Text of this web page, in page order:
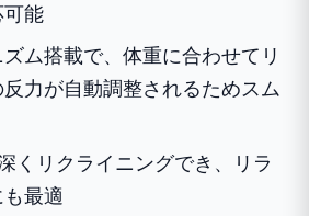
能
ム搭載で、体重に合わせてリ
力が自動調整されるためスム
くリクライニングでき、リラ
最適